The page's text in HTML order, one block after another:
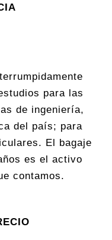
para las
de ingeniería,
del país; para
El bagaje
es el activo
contamos.